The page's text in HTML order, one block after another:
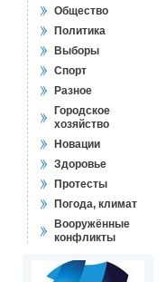
Общество
Политика
Выборы
Спорт
Разное
Городское
хозяйство
Новации
Здоровье
Протесты
Погода, климат
Вооружённые
конфликты